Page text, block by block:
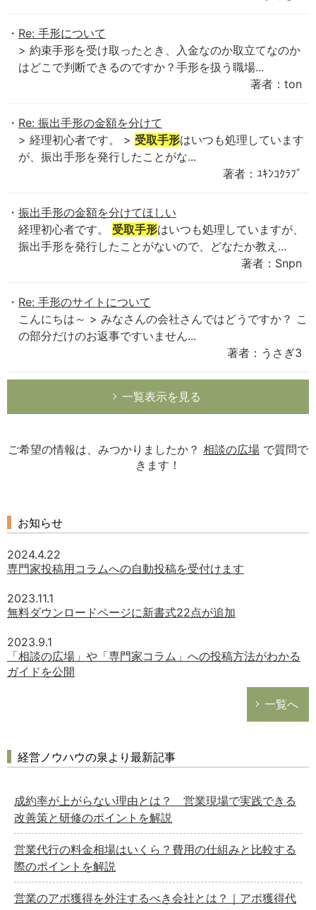
Re: 手形について
> 約束手形を受け取ったとき、入金なのか取立てなのか
はどこで判断できるのですか？手形を扱う職場...
著者：ton
Re: 振出手形の金額を分けて
> 経理初心者です。 > 受取手形はいつも処理しています
が、振出手形を発行したことがな...
著者：ﾕｷﾝｺｸﾗﾌﾞ
振出手形の金額を分けてほしい
経理初心者です。 受取手形はいつも処理していますが、
振出手形を発行したことがないので、どなたか教え...
著者：Snpn
Re: 手形のサイトについて
こんにちは～ > みなさんの会社さんではどうですか？ こ
の部分だけのお返事ですいません...
著者：うさぎ3
一覧表示を見る
ご希望の情報は、みつかりましたか？ 相談の広場 で質問で
きます！
お知らせ
2024.4.22
専門家投稿用コラムへの自動投稿を受付けます
2023.11.1
無料ダウンロードページに新書式22点が追加
2023.9.1
「相談の広場」や「専門家コラム」への投稿方法がわかる
ガイドを公開
一覧へ
経営ノウハウの泉より最新記事
成約率が上がらない理由とは？ 営業現場で実践できる
改善策と研修のポイントを解説
営業代行の料金相場はいくら？費用の仕組みと比較する
際のポイントを解説
営業のアポ獲得を外注するべき会社とは？｜アポ獲得代